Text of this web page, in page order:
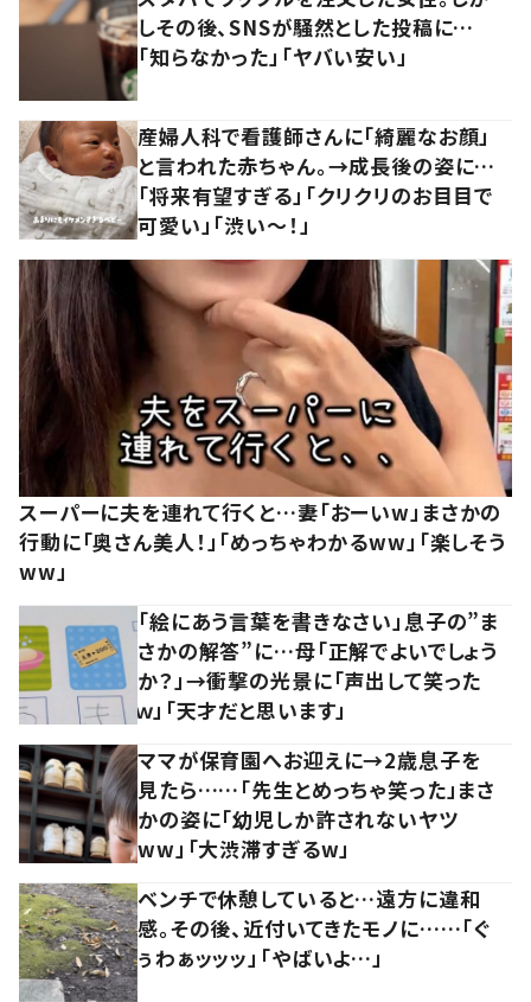
しその後、SNSが騒然とした投稿に…
「知らなかった」「ヤバい安い」
産婦人科で看護師さんに「綺麗なお顔」
と言われた赤ちゃん。→成長後の姿に…
「将来有望すぎる」「クリクリのお目目で
可愛い」「渋い～！」
スーパーに夫を連れて行くと…妻「おーいw」まさかの
行動に「奥さん美人！」「めっちゃわかるww」「楽しそう
ww」
「絵にあう言葉を書きなさい」息子の”ま
さかの解答”に…母「正解でよいでしょう
か？」→衝撃の光景に「声出して笑った
ｗ」「天才だと思います」
ママが保育園へお迎えに→2歳息子を
見たら……「先生とめっちゃ笑った」まさ
かの姿に「幼児しか許されないヤツ
ww」「大渋滞すぎるw」
ベンチで休憩していると…遠方に違和
感。その後、近付いてきたモノに……「ぐ
ぅわぁッッッ」「やばいよ…」